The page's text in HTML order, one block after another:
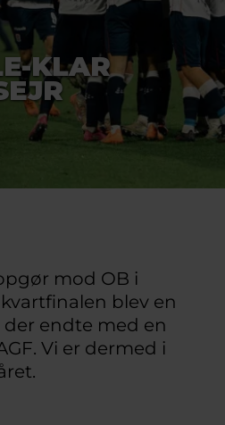
KLAR
mod OB i
blev en
endte med en
Vi er dermed i